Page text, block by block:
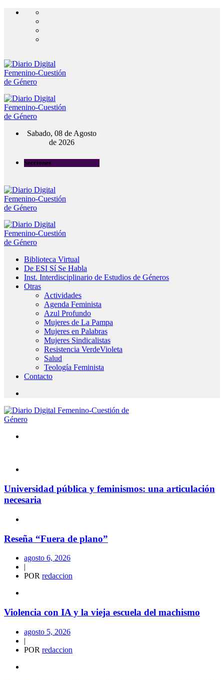
Sabado, 08 de Agosto
de 2026
Secciones
Biblioteca Virtual
De ESI Sí Se Habla
Inst. Interdisciplinario de Estudios de Géneros
Otras
Actividades
Agenda Feminista
Azul Profundo
Mujeres de La Pampa
Mujeres en Palabras
Mujeres Sindicalistas
Resistencia VerdeVioleta
Salud
Teología Feminista
Contacto
Universidad pública y feminismos: una articulación
necesaria
Reseña “Fuera de plano”
agosto 6, 2026
|
POR redaccion
Violencia con IA y la vieja escuela del machismo
agosto 5, 2026
|
POR redaccion